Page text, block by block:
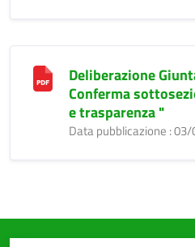
Deliberazione
Conferma
e trasparenza "
Data pubblicazione :